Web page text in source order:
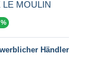
MOULIN
Händler